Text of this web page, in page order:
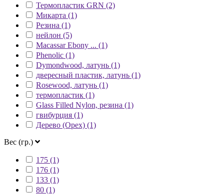
Термопластик GRN (2)
Микарта (1)
Резина (1)
нейлон (5)
Macassar Ebony ... (1)
Phenolic (1)
Dymondwood, латунь (1)
двересный пластик, латунь (1)
Rosewood, латунь (1)
термопластик (1)
Glass Filled Nylon, резина (1)
гвибурция (1)
Дерево (Орех) (1)
Вес (гр.)
175 (1)
176 (1)
133 (1)
80 (1)